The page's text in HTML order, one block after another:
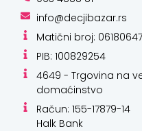
info@decjibazar.rs
Matični broj: 06180647
PIB: 100829254
4649 - Trgovina na
domaćinstvo
Račun: 155-17879-14
Halk Bank